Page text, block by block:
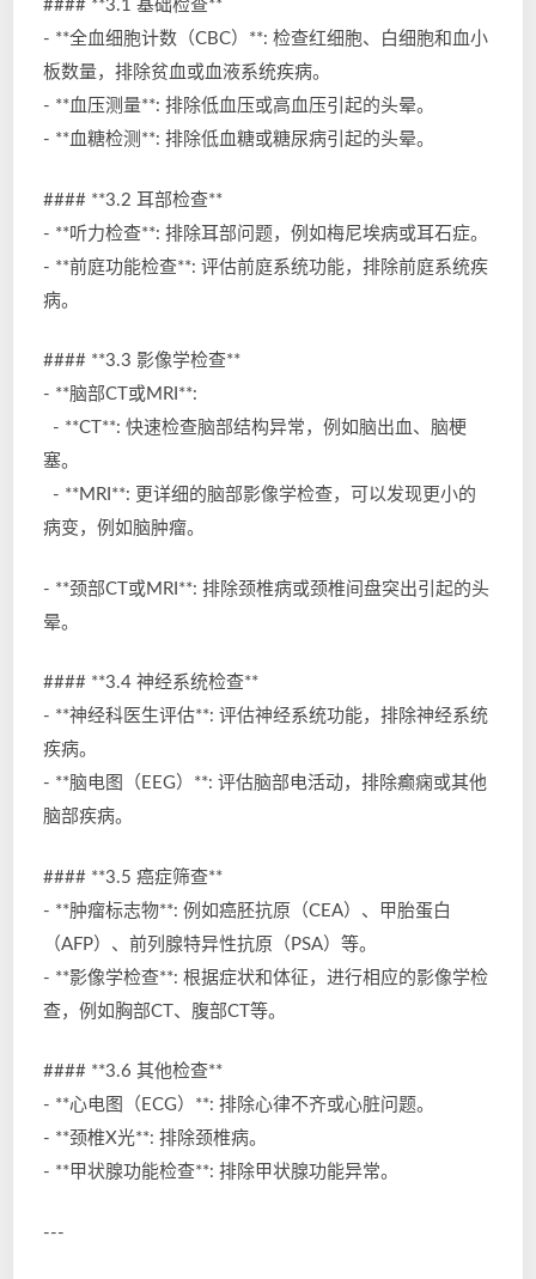
#### **3.1 基础检查**
- **全血细胞计数（CBC）**: 检查红细胞、白细胞和血小
板数量，排除贫血或血液系统疾病。
- **血压测量**: 排除低血压或高血压引起的头晕。
- **血糖检测**: 排除低血糖或糖尿病引起的头晕。
#### **3.2 耳部检查**
- **听力检查**: 排除耳部问题，例如梅尼埃病或耳石症。
- **前庭功能检查**: 评估前庭系统功能，排除前庭系统疾
病。
#### **3.3 影像学检查**
- **脑部CT或MRI**:
- **CT**: 快速检查脑部结构异常，例如脑出血、脑梗
塞。
- **MRI**: 更详细的脑部影像学检查，可以发现更小的
病变，例如脑肿瘤。
- **颈部CT或MRI**: 排除颈椎病或颈椎间盘突出引起的头
晕。
#### **3.4 神经系统检查**
- **神经科医生评估**: 评估神经系统功能，排除神经系统
疾病。
- **脑电图（EEG）**: 评估脑部电活动，排除癫痫或其他
脑部疾病。
#### **3.5 癌症筛查**
- **肿瘤标志物**: 例如癌胚抗原（CEA）、甲胎蛋白
（AFP）、前列腺特异性抗原（PSA）等。
- **影像学检查**: 根据症状和体征，进行相应的影像学检
查，例如胸部CT、腹部CT等。
#### **3.6 其他检查**
- **心电图（ECG）**: 排除心律不齐或心脏问题。
- **颈椎X光**: 排除颈椎病。
- **甲状腺功能检查**: 排除甲状腺功能异常。
---